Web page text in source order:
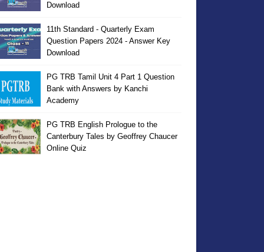
Download
11th Standard - Quarterly Exam
Question Papers 2024 - Answer Key
Download
PG TRB Tamil Unit 4 Part 1 Question
Bank with Answers by Kanchi
Academy
PG TRB English Prologue to the
Canterbury Tales by Geoffrey Chaucer
Online Quiz